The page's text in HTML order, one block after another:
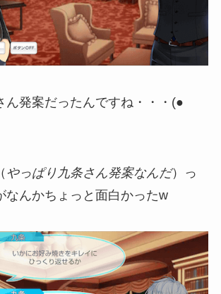
ん発案だったんですね・・・(●
やっぱり九条さん発案なんだ）っ
なんかちょっと面白かったw